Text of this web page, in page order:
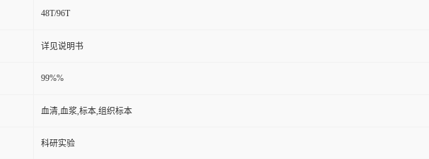
48T/96T
详见说明书
99%%
血清,血浆,标本,组织标本
科研实验